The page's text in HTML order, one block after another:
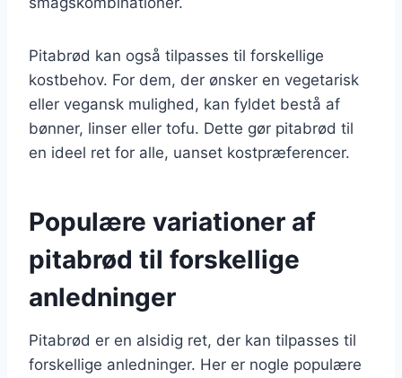
Pitabrød kan også tilpasses til forskellige
kostbehov. For dem, der ønsker en vegetarisk
eller vegansk mulighed, kan fyldet bestå af
bønner, linser eller tofu. Dette gør pitabrød til
en ideel ret for alle, uanset kostpræferencer.
Populære variationer af
pitabrød til forskellige
anledninger
Pitabrød er en alsidig ret, der kan tilpasses til
forskellige anledninger. Her er nogle populære